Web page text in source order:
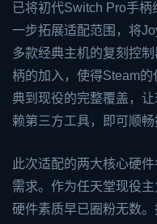
已将初代Switch Pro手
一步拓展适配范围，将
多款经典主机的复刻控
柄的加入，使得Steam
典到现役的完整覆盖，
赖第三方工具，即可顺畅
此次适配的两大核心硬
需求。作为任天堂现役
硬件素质早已圈粉无数